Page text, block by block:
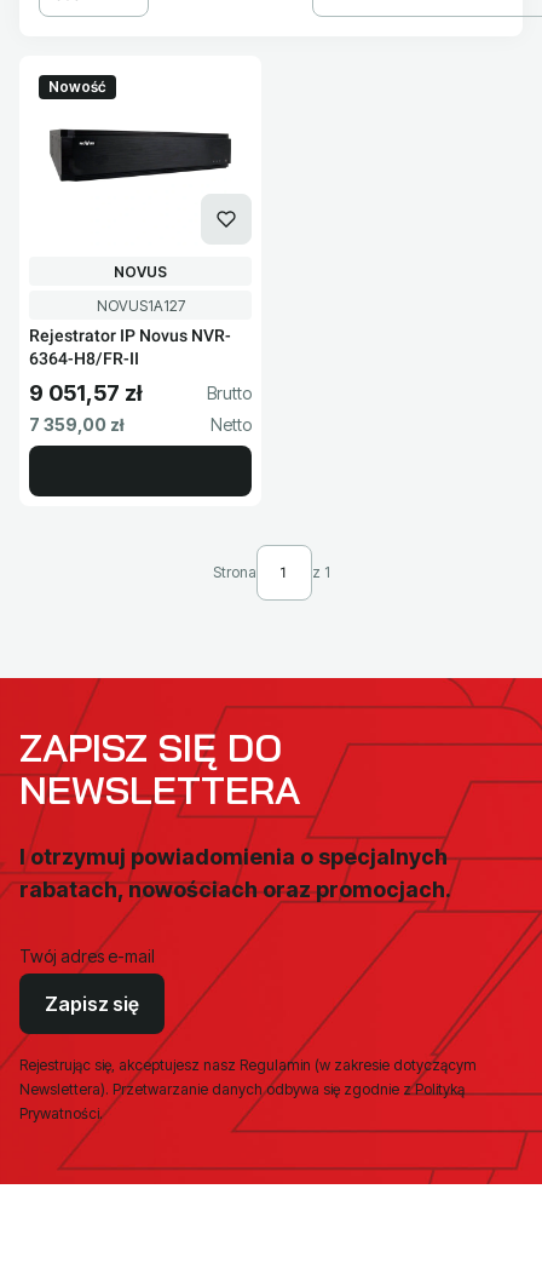
Nowość
Kod produktu
NOVUS1A127
Rejestrator IP Novus NVR-
6364-H8/FR-II
PRODUCENT
NOVUS
Cena brutto
9 051,57 zł
Cena netto
7 359,00 zł
Strona z 1
ZAPISZ SIĘ DO
NEWSLETTERA
I otrzymuj powiadomienia o specjalnych
rabatach, nowościach oraz promocjach.
Twój adres e-mail
Zapisz się
Rejestrując się, akceptujesz nasz Regulamin (w zakresie dotyczącym
Newslettera). Przetwarzanie danych odbywa się zgodnie z Polityką
Prywatności.